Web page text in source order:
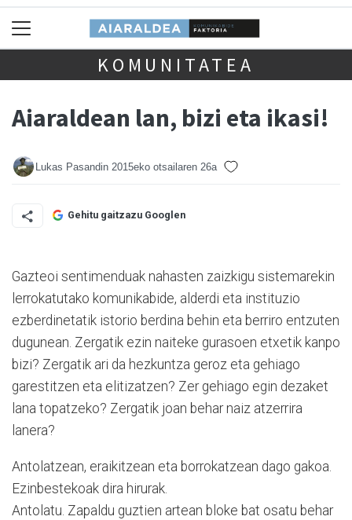
KOMUNITATEA
Aiaraldean lan, bizi eta ikasi!
Lukas Pasandin 2015eko otsailaren 26a
Gehitu gaitzazu Googlen
Gazteoi sentimenduak nahasten zaizkigu sistemarekin
lerrokatutako komunikabide, alderdi eta instituzio
ezberdinetatik istorio berdina behin eta berriro entzuten
dugunean. Zergatik ezin naiteke gurasoen etxetik kanpo
bizi? Zergatik ari da hezkuntza geroz eta gehiago
garestitzen eta elitizatzen? Zer gehiago egin dezaket
lana topatzeko? Zergatik joan behar naiz atzerrira
lanera?
Antolatzean, eraikitzean eta borrokatzean dago gakoa.
Ezinbestekoak dira hirurak.
Antolatu. Zapaldu guztien artean bloke bat osatu behar